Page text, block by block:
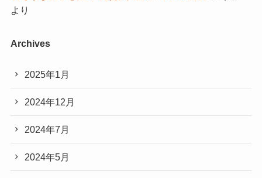
より
Archives
2025年1月
2024年12月
2024年7月
2024年5月